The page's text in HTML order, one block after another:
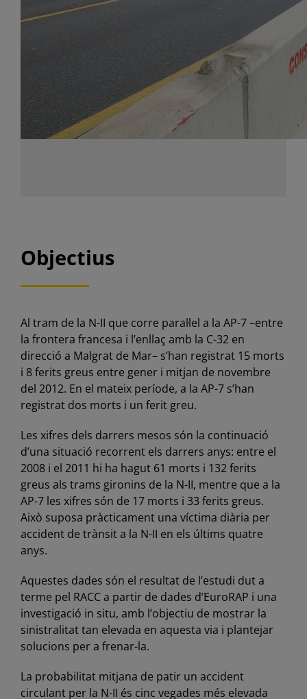
Objectius
Al tram de la N-II que corre paral·lel a la AP-7 –entre
la frontera francesa i l’enllaç amb la C-32 en
direcció a Malgrat de Mar– s’han registrat 15 morts
i 8 ferits greus entre gener i mitjan de novembre
del 2012. En el mateix període, a la AP-7 s’han
registrat dos morts i un ferit greu.
Les xifres dels darrers mesos són la continuació
d’una situació recorrent els darrers anys: entre el
2008 i el 2011 hi ha hagut 61 morts i 132 ferits
greus als trams gironins de la N-II, mentre que a la
AP-7 les xifres són de 17 morts i 33 ferits greus.
Això suposa pràcticament una víctima diària per
accident de trànsit a la N-II en els últims quatre
anys.
Aquestes dades són el resultat de l’estudi dut a
terme pel RACC a partir de dades d’EuroRAP i una
investigació in situ, amb l’objectiu de mostrar la
sinistralitat tan elevada en aquesta via i plantejar
solucions per a frenar-la.
La probabilitat mitjana de patir un accident
circulant per la N-II és cinc vegades més elevada